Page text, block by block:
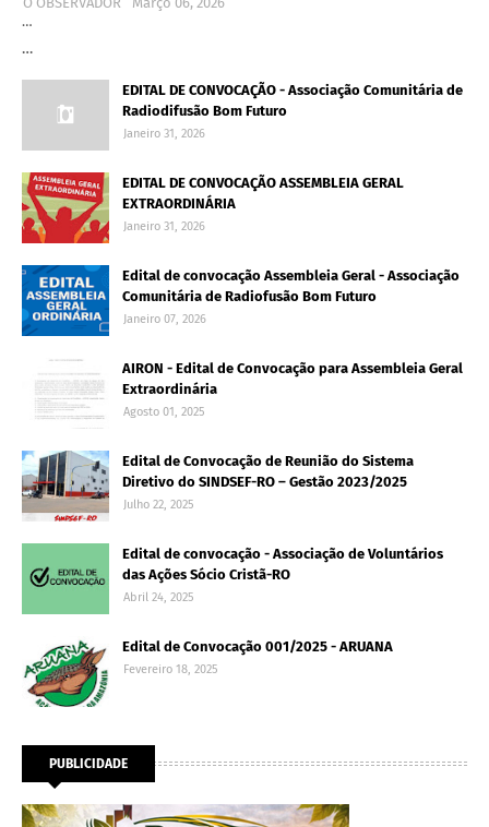
…
…
EDITAL DE CONVOCAÇÃO - Associação Comunitária de
Radiodifusão Bom Futuro
Janeiro 31, 2026
EDITAL DE CONVOCAÇÃO ASSEMBLEIA GERAL
EXTRAORDINÁRIA
Janeiro 31, 2026
Edital de convocação Assembleia Geral - Associação
Comunitária de Radiofusão Bom Futuro
Janeiro 07, 2026
AIRON - Edital de Convocação para Assembleia Geral
Extraordinária
Agosto 01, 2025
Edital de Convocação de Reunião do Sistema
Diretivo do SINDSEF-RO – Gestão 2023/2025
Julho 22, 2025
Edital de convocação - Associação de Voluntários
das Ações Sócio Cristã-RO
Abril 24, 2025
Edital de Convocação 001/2025 - ARUANA
Fevereiro 18, 2025
PUBLICIDADE